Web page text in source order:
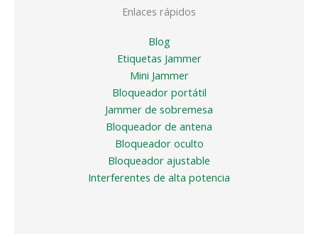
Enlaces rápidos
Blog
Etiquetas Jammer
Mini Jammer
Bloqueador portátil
Jammer de sobremesa
Bloqueador de antena
Bloqueador oculto
Bloqueador ajustable
Interferentes de alta potencia